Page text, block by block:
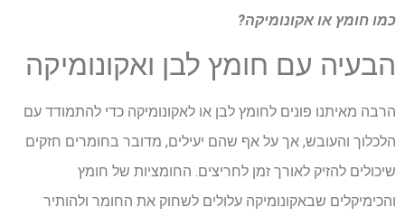
כמו חומץ או אקונומיקה?
הבעיה עם חומץ לבן ואקונומיקה
הרבה מאיתנו פונים לחומץ לבן או לאקונומיקה כדי להתמודד עם
הלכלוך והעובש, אך על אף שהם יעילים, מדובר בחומרים חזקים
שיכולים להזיק לאורך זמן לחריצים. החומציות של חומץ
והכימיקלים שבאקונומיקה עלולים לשחוק את החומר ולהותיר